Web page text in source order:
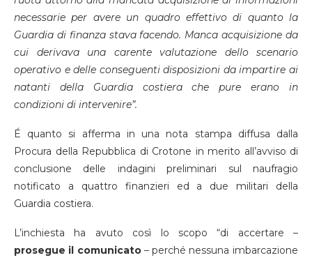
necessarie per avere un quadro effettivo di quanto la
Guardia di finanza stava facendo. Manca acquisizione da
cui derivava una carente valutazione dello scenario
operativo e delle conseguenti disposizioni da impartire ai
natanti della Guardia costiera che pure erano in
condizioni di intervenire”.
É quanto si afferma in una nota stampa diffusa dalla
Procura della Repubblica di Crotone in merito all’avviso di
conclusione delle indagini preliminari sul naufragio
notificato a quattro finanzieri ed a due militari della
Guardia costiera.
L’inchiesta ha avuto così lo scopo “di accertare –
prosegue il comunicato– perché nessuna imbarcazione